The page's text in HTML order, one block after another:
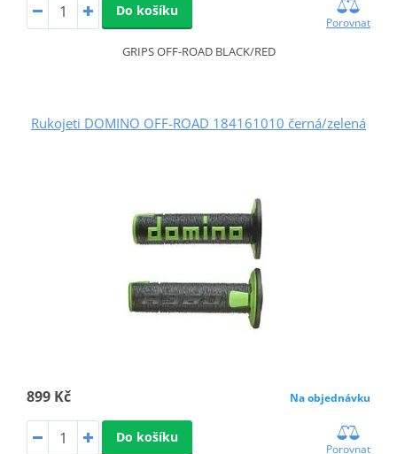
Do košíku
Porovnat
GRIPS OFF-ROAD BLACK/RED
Rukojeti DOMINO OFF-ROAD 184161010 černá/zelená
899 Kč Na objednávku
Do košíku
Porovnat